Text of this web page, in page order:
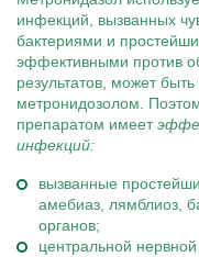
инфекций, вызванных
бактериями и
эффективными против
результатов, может
метронидозолом.
препаратом имеет
инфекций:
вызванные
амебиаз, лямблиоз,
органов;
центральной